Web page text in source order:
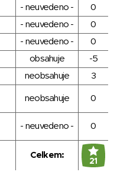
- neuvedeno -
0
- neuvedeno -
0
- neuvedeno -
0
obsahuje
-5
neobsahuje
3
neobsahuje 0
- neuvedeno - 0
Celkem:
21